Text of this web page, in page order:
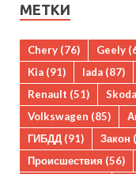
МЕТКИ
Chery (76) Geely
Kia (91) lada (87)
Renault (51) Skoda
Volkswagen (85)
ГИБДД (91) Закон
Происшествия (56)